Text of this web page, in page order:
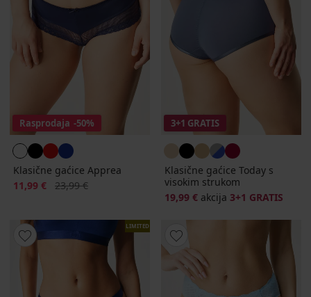
Rasprodaja -50%
Klasične gaćice Apprea
Popust
11,99 € Prvobitna cijena
23,99 €
3+1 GRATIS
Klasične gaćice Today s
visokim strukom
19,99 € akcija 3+1 GRATIS
LIMITED